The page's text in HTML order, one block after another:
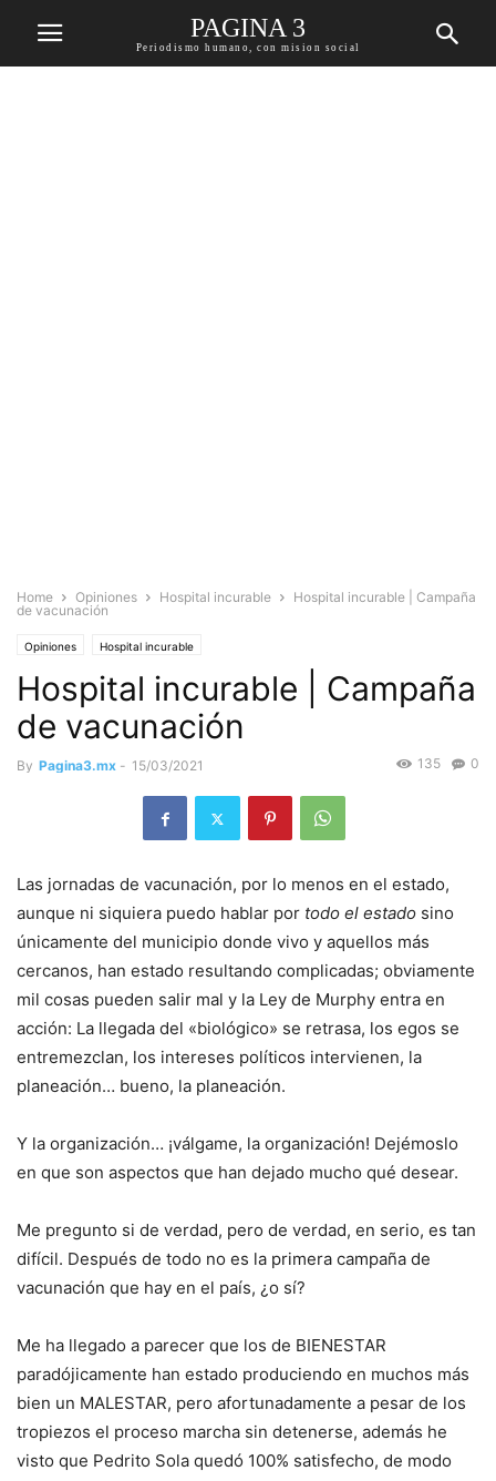
PAGINA 3
Periodismo humano, con mision social
Home Opiniones Hospital incurable
Hospital incurable | Campaña
de vacunación
Opiniones Hospital incurable
Hospital incurable | Campaña
de vacunación
By Pagina3.mx - 15/03/2021 0
135
Las jornadas de vacunación, por lo menos en el estado,
aunque ni siquiera puedo hablar por todo el estado sino
únicamente del municipio donde vivo y aquellos más
cercanos, han estado resultando complicadas; obviamente
mil cosas pueden salir mal y la Ley de Murphy entra en
acción: La llegada del «biológico» se retrasa, los egos se
entremezclan, los intereses políticos intervienen, la
planeación… bueno, la planeación.
Y la organización… ¡válgame, la organización! Dejémoslo
en que son aspectos que han dejado mucho qué desear.
Me pregunto si de verdad, pero de verdad, en serio, es tan
difícil. Después de todo no es la primera campaña de
vacunación que hay en el país, ¿o sí?
Me ha llegado a parecer que los de BIENESTAR
paradójicamente han estado produciendo en muchos más
bien un MALESTAR, pero afortunadamente a pesar de los
tropiezos el proceso marcha sin detenerse, además he
visto que Pedrito Sola quedó 100% satisfecho, de modo